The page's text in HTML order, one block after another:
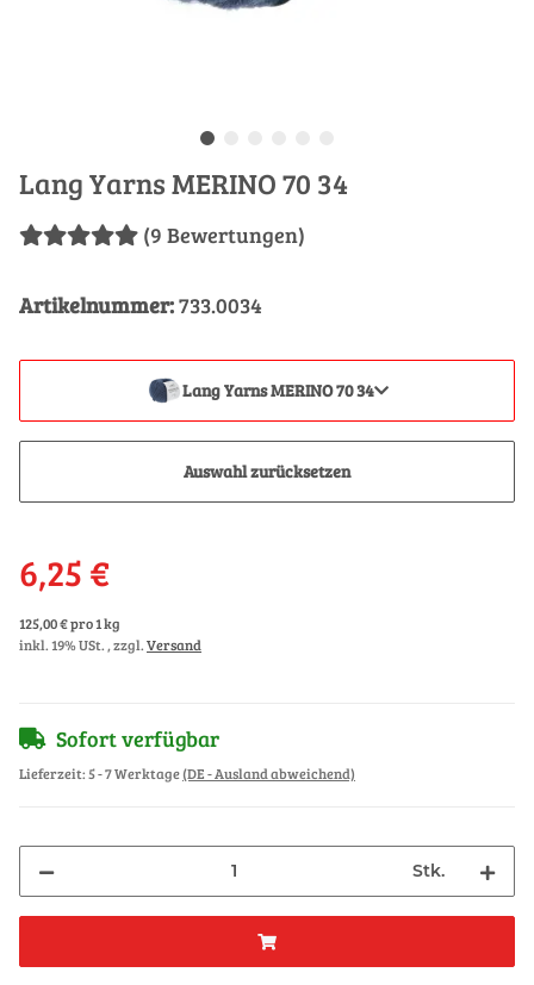
Lang Yarns MERINO 70 34
(9 Bewertungen)
Artikelnummer:733.0034
Lang Yarns MERINO 70 34
Auswahl zurücksetzen
6,25 €
125,00 € pro 1 kg
inkl. 19% USt. , zzgl.Versand
Sofort verfügbar
Lieferzeit:5 - 7 Werktage(DE - Ausland abweichend)
Stk.